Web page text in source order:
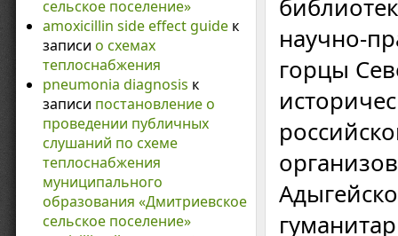
сельское поселение»
amoxicillin side effect guideк
записи о схемах
теплоснабжения
pneumonia diagnosis к
записи постановление о
проведении публичных
слушаний по схеме
теплоснабжения
муниципального
образования «Дмитриевское
сельское поселение»
научно-
горцы